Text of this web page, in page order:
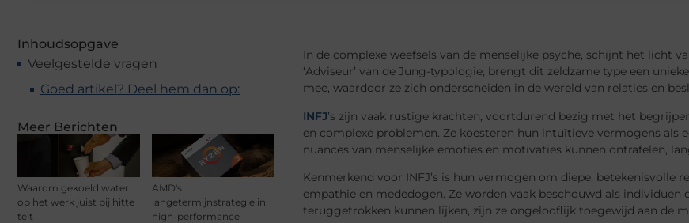
Inhoudsopgave
Veelgestelde vragen
Goed artikel? Deel hem dan op:
Meer Berichten
Waarom gekoeld water
op het werk juist bij hitte
telt
AMD's
langetermijnstrategie in
high-performance
In de complexe weefsels van de menselijke psyche, schijnt het licht
‘Adviseur’ van de Jung-typologie, brengt dit zeldzame type een
mee, waardoor ze zich onderscheiden in de wereld van relaties en
INFJ’s zijn vaak rustige krachten, voortdurend bezig met het
en complexe problemen. Ze koesteren hun intuïtieve vermogens als
nuances van menselijke emoties en motivaties kunnen ontrafelen,
Kenmerkend voor INFJ’s is hun vermogen om diepe, betekenisvolle
empathie en mededogen. Ze worden vaak beschouwd als individuen
teruggetrokken kunnen lijken, zijn ze ongelooflijk toegewijd aan de